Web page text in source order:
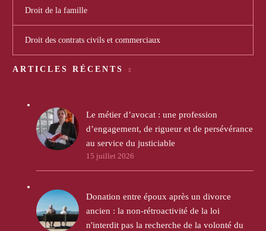
Droit de la famille
Droit des contrats civils et commerciaux
ARTICLES RÉCENTS
Le métier d’avocat : une profession
d’engagement, de rigueur et de persévérance
au service du justiciable
15 juillet 2026
Donation entre époux après un divorce
ancien : la non-rétroactivité de la loi
n'interdit pas la recherche de la volonté du